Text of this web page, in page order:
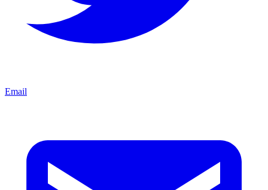
Email